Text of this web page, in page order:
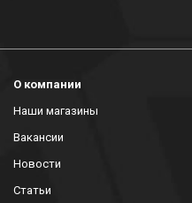
О компании
Наши магазины
Вакансии
Новости
Статьи